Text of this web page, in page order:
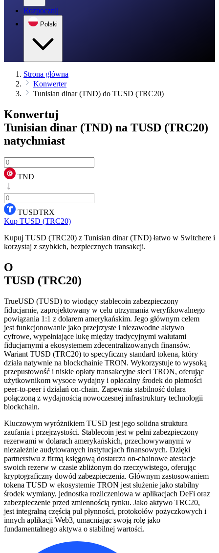
Rozpocznij
Polski
Strona główna
Konwerter
Tunisian dinar (TND) do TUSD (TRC20)
Konwertuj
Tunisian dinar (TND) na TUSD (TRC20)
natychmiast
TND
TUSDTRX
Kup TUSD (TRC20)
Kupuj TUSD (TRC20) z Tunisian dinar (TND) łatwo w Switchere i
korzystaj z szybkich, bezpiecznych transakcji.
O
TUSD (TRC20)
TrueUSD (TUSD) to wiodący stablecoin zabezpieczony
fiducjarnie, zaprojektowany w celu utrzymania weryfikowalnego
powiązania 1:1 z dolarem amerykańskim. Jego głównym celem
jest funkcjonowanie jako przejrzyste i niezawodne aktywo
cyfrowe, wypełniające lukę między tradycyjnymi walutami
fiducjarnymi a ekosystemem zdecentralizowanych finansów.
Wariant TUSD (TRC20) to specyficzny standard tokena, który
działa natywnie na blockchainie TRON. Wykorzystuje to wysoką
przepustowość i niskie opłaty transakcyjne sieci TRON, oferując
użytkownikom wysoce wydajny i opłacalny środek do płatności
peer-to-peer i działań on-chain. Zapewnia stabilność dolara
połączoną z wydajnością nowoczesnej infrastruktury technologii
blockchain.
Kluczowym wyróżnikiem TUSD jest jego solidna struktura
zaufania i przejrzystości. Stablecoin jest w pełni zabezpieczony
rezerwami w dolarach amerykańskich, przechowywanymi w
niezależnie audytowanych instytucjach finansowych. Dzięki
partnerstwu z firmą księgową dostarcza on-chainowe atestacje
swoich rezerw w czasie zbliżonym do rzeczywistego, oferując
kryptograficzny dowód zabezpieczenia. Głównym zastosowaniem
tokena TUSD w ekosystemie TRON jest służenie jako stabilny
środek wymiany, jednostka rozliczeniowa w aplikacjach DeFi oraz
zabezpieczenie przed zmiennością rynku. Jako aktywo TRC20,
jest integralną częścią pul płynności, protokołów pożyczkowych i
innych aplikacji Web3, umacniając swoją rolę jako
fundamentalnego aktywa o stabilnej wartości.